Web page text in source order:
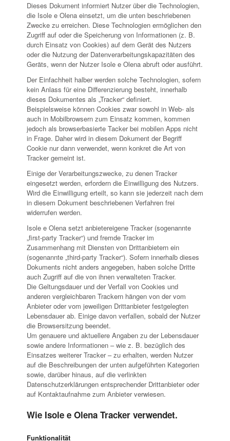
Dieses Dokument informiert Nutzer über die Technologien,
die Isole e Olena einsetzt, um die unten beschriebenen
Zwecke zu erreichen. Diese Technologien ermöglichen den
Zugriff auf oder die Speicherung von Informationen (z. B.
durch Einsatz von Cookies) auf dem Gerät des Nutzers
oder die Nutzung der Datenverarbeitungskapazitäten des
Geräts, wenn der Nutzer Isole e Olena abruft oder ausführt.
Der Einfachheit halber werden solche Technologien, sofern
kein Anlass für eine Differenzierung besteht, innerhalb
dieses Dokumentes als „Tracker“ definiert.
Beispielsweise können Cookies zwar sowohl in Web- als
auch in Mobilbrowsern zum Einsatz kommen, kommen
jedoch als browserbasierte Tacker bei mobilen Apps nicht
in Frage. Daher wird in diesem Dokument der Begriff
Cookie nur dann verwendet, wenn konkret die Art von
Tracker gemeint ist.
Einige der Verarbeitungszwecke, zu denen Tracker
eingesetzt werden, erfordern die Einwilligung des Nutzers.
Wird die Einwilligung erteilt, so kann sie jederzeit nach dem
in diesem Dokument beschriebenen Verfahren frei
widerrufen werden.
Isole e Olena setzt anbietereigene Tracker (sogenannte
„first-party Tracker“) und fremde Tracker im
Zusammenhang mit Diensten von Drittanbietern ein
(sogenannte „third-party Tracker“). Sofern innerhalb dieses
Dokuments nicht anders angegeben, haben solche Dritte
auch Zugriff auf die von ihnen verwalteten Tracker.
Die Geltungsdauer und der Verfall von Cookies und
anderen vergleichbaren Trackern hängen von der vom
Anbieter oder vom jeweiligen Drittanbieter festgelegten
Lebensdauer ab. Einige davon verfallen, sobald der Nutzer
die Browsersitzung beendet.
Um genauere und aktuellere Angaben zu der Lebensdauer
sowie andere Informationen – wie z. B. bezüglich des
Einsatzes weiterer Tracker – zu erhalten, werden Nutzer
auf die Beschreibungen der unten aufgeführten Kategorien
sowie, darüber hinaus, auf die verlinkten
Datenschutzerklärungen entsprechender Drittanbieter oder
auf Kontaktaufnahme zum Anbieter verwiesen.
Wie Isole e Olena Tracker verwendet.
Funktionalität